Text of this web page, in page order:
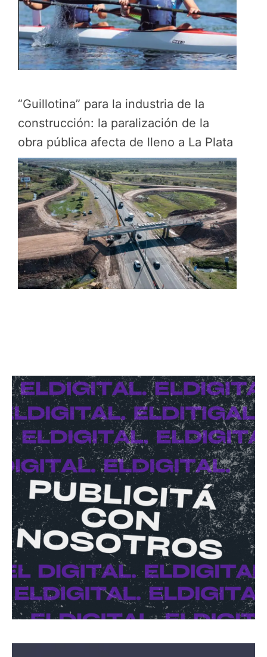
“Guillotina” para la industria de la
construcción: la paralización de la
obra pública afecta de lleno a La Plata